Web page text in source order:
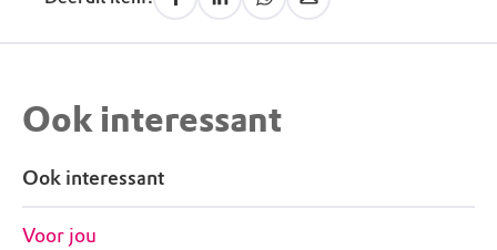
Ook interessant
Ook interessant
Voor jou